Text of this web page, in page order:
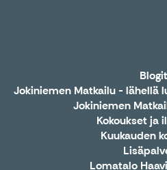
Blogit
Jokiniemen Matkailu - lähellä
Jokiniemen
Kokoukset ja
Kuukauden
Lomatalo